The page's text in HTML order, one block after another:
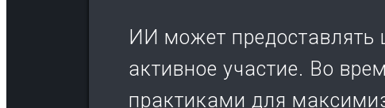
ИИ может предоставлять
активное участие. Во
практиками для